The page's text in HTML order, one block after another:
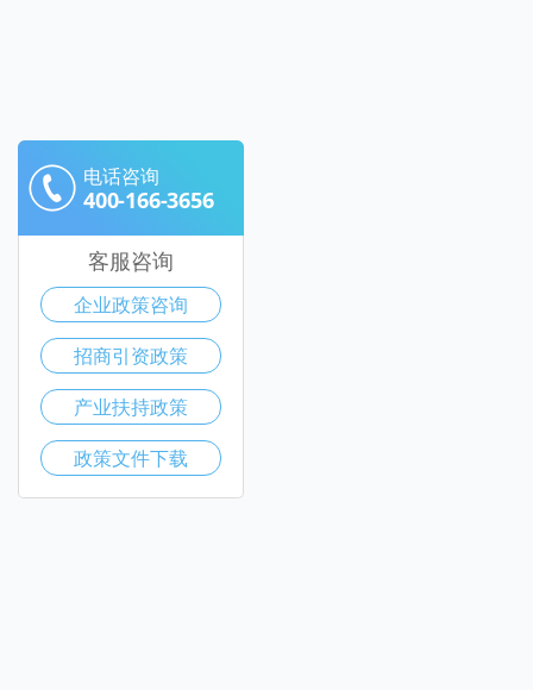
电话咨询
400-166-3656
客服咨询
企业政策咨询
招商引资政策
产业扶持政策
政策文件下载